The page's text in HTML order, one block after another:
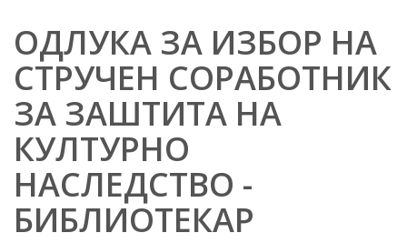
ОДЛУКА ЗА ИЗБОР НА
СТРУЧЕН СОРАБОТНИК
ЗА ЗАШТИТА НА
КУЛТУРНО
НАСЛЕДСТВО -
БИБЛИОТЕКАР